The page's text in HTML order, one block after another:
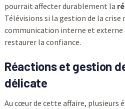
pourrait affecter durablement la
Télévisions si la gestion de la crise
communication interne et externe
restaurer la confiance.
Réactions et gestion
délicate
Au cœur de cette affaire, plusieurs